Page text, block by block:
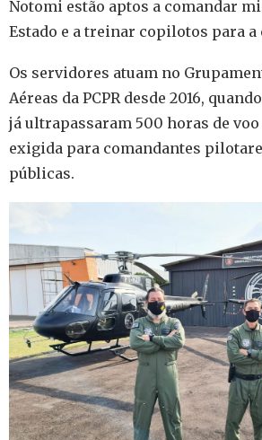
Notomi estão aptos a comandar
Estado e a treinar copilotos para a
Os servidores atuam no
Aéreas da PCPR desde 2016,
já ultrapassaram 500 horas de voo
exigida para comandantes
públicas.